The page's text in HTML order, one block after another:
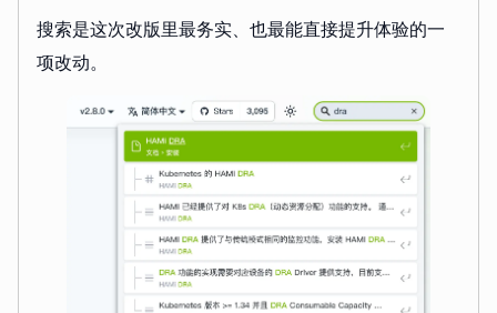
搜索是这次改版里最务实、也最能直接提升体验的一
项改动。